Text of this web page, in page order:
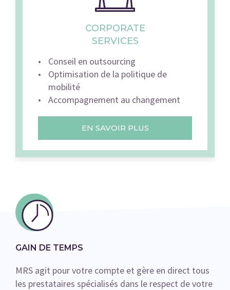
CORPORATE
SERVICES
Conseil en outsourcing
Optimisation de la politique de
mobilité
Accompagnement au changement
EN SAVOIR PLUS
GAIN DE TEMPS
MRS agit pour votre compte et gère en direct tous
les prestataires spécialisés dans le respect de votre